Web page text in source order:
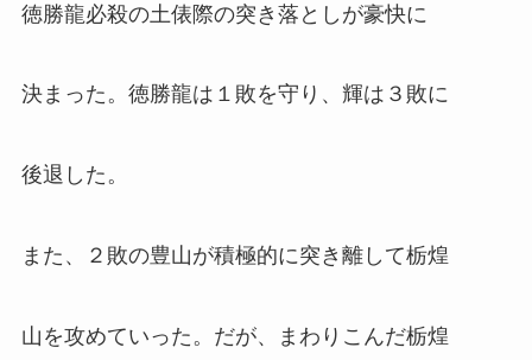
徳勝龍必殺の土俵際の突き落としが豪快に
決まった。徳勝龍は１敗を守り、輝は３敗に
後退した。
また、２敗の豊山が積極的に突き離して栃煌
山を攻めていった。だが、まわりこんだ栃煌